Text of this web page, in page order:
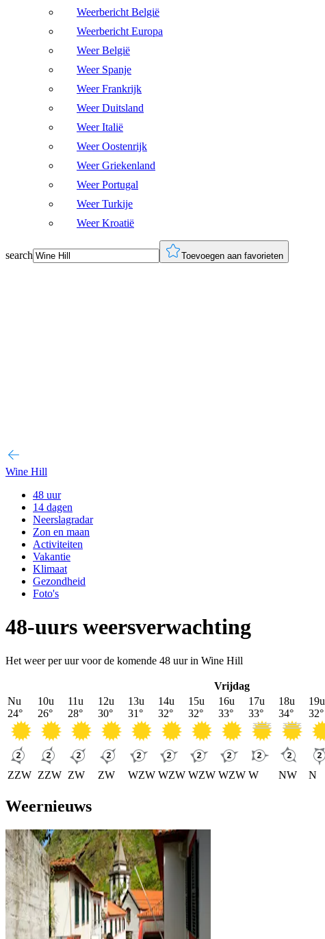
Weerbericht België
Weerbericht Europa
Weer België
Weer Spanje
Weer Frankrijk
Weer Duitsland
Weer Italië
Weer Oostenrijk
Weer Griekenland
Weer Portugal
Weer Turkije
Weer Kroatië
search Toevoegen aan favorieten
Wine Hill
48 uur
14 dagen
Neerslagradar
Zon en maan
Activiteiten
Vakantie
Klimaat
Gezondheid
Foto's
48-uurs weersverwachting
Het weer per uur voor de komende 48 uur in Wine Hill
Vrijdag
Nu
24°
ZZW
10u
26°
ZZW
11u
28°
ZW
12u
30°
ZW
13u
31°
WZW
14u
32°
WZW
15u
32°
WZW
16u
33°
WZW
17u
33°
W
18u
34°
NW
19u
32°
N
Weernieuws